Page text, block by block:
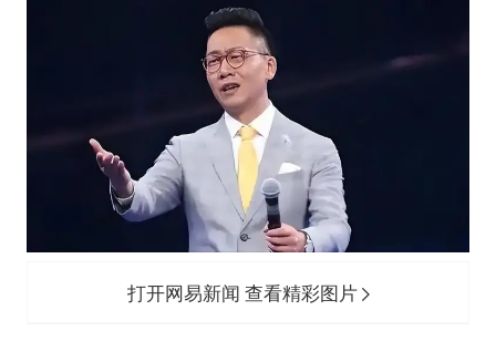
打开网易新闻 查看精彩图片